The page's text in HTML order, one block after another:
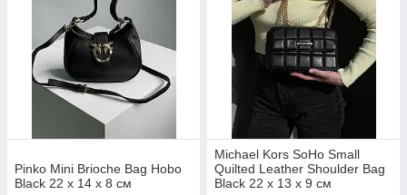
Pinko Mini Brioche Bag Hobo
Black 22 x 14 x 8 см
Michael Kors SoHo Small
Quilted Leather Shoulder Bag
Black 22 х 13 х 9 см